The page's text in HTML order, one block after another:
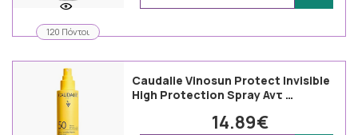
120 Πόντοι
Caudalie Vinosun Protect Invisible
High Protection Spray Αντ …
14.89€